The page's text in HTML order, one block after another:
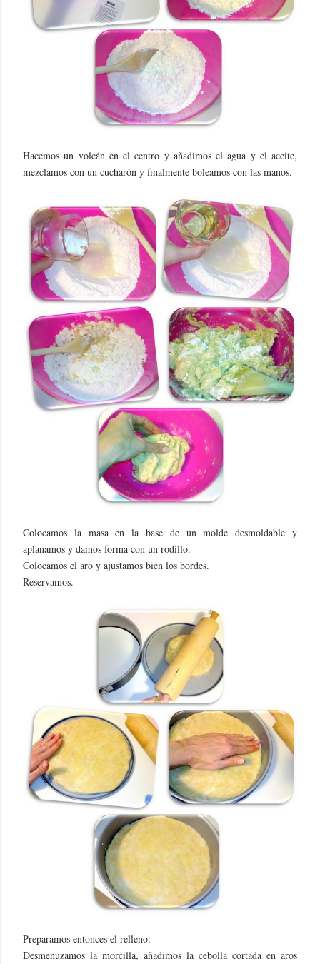
Hacemos un volcán en el centro y añadimos el agua y el aceite,
mezclamos con un cucharón y finalmente boleamos con las manos.
Colocamos la masa en la base de un molde desmoldable y
aplanamos y damos forma con un rodillo.
Colocamos el aro y ajustamos bien los bordes.
Reservamos.
Preparamos entonces el relleno:
Desmenuzamos la morcilla, añadimos la cebolla cortada en aros